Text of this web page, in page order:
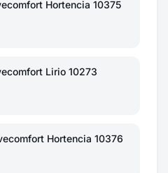
Hortencia 10375
Lirio 10273
Hortencia 10376